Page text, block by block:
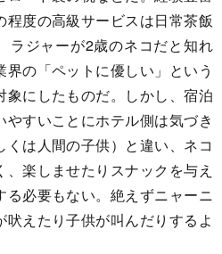
度の高級サービスは日常茶飯
ラジャーが2歳のネコだと知れ
の「ペットに優しい」という
にしたものだ。しかし、宿泊
すいことにホテル側は気づき
は人間の子供）と違い、ネコ
楽しませたりスナックを与え
必要もない。絶えずニャーニ
えたり子供が叫んだりするよ